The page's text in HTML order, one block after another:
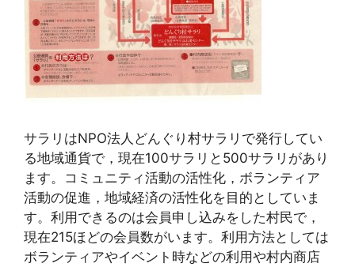
サラリはNPO法人どんぐり村サラリで発行してい
る地域通貨で，現在100サラリと500サラリがあり
ます。コミュニティ活動の活性化，ボランティア
活動の促進，地域経済の活性化を目的としていま
す。利用できるのは会員申し込みをした村民で，
現在215ほどの会員数がいます。利用方法としては
ボランティアやイベント時などの利用や村内商店